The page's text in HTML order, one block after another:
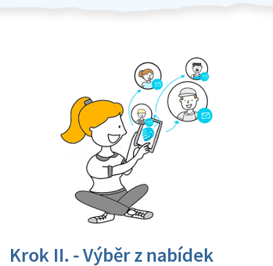
Krok II. - Výběr z nabídek